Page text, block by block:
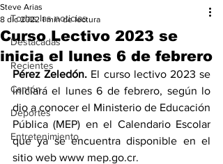
Todas las noticias
Destacadas
Recientes
Cantón
Deportes
Entretenimiento
Curso Lectivo 2023 se
inicia el lunes 6 de febrero
Steve Arias
8 dic 2022 1 min de lectura
Pérez Zeledón. El curso lectivo 2023 se
iniciará el lunes 6 de febrero, según lo
dio a conocer el Ministerio de Educación
Pública (MEP) en el Calendario Escolar
que ya se encuentra disponible en el
sitio web www mep.go.cr.